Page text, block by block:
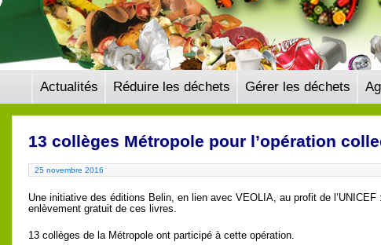
Actualités Réduire les déchets Gérer les déchets
13 collèges Métropole pour l’opération
25 novembre 2016
Une initiative des éditions Belin, en lien avec VEOLIA, au profit de
enlèvement gratuit de ces livres.
13 collèges de la Métropole ont participé à cette opération.